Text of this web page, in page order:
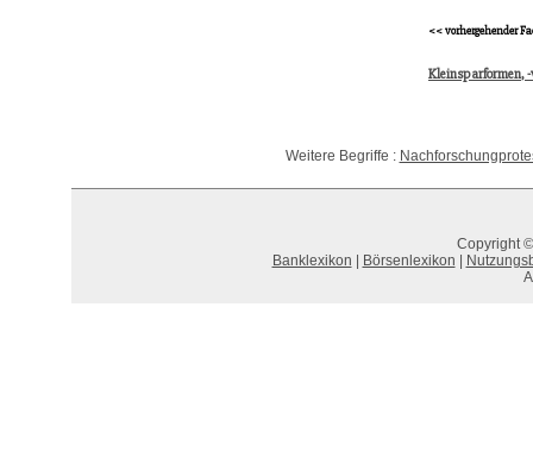
<< vorhergehender
Kleinsparformen,
Weitere Begriffe :
Copyright
Banklexikon
Börsenlexikon